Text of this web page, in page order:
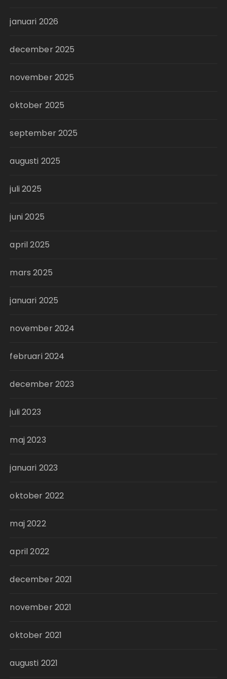
januari 2026
december 2025
november 2025
oktober 2025
september 2025
augusti 2025
juli 2025
juni 2025
april 2025
mars 2025
januari 2025
november 2024
februari 2024
december 2023
juli 2023
maj 2023
januari 2023
oktober 2022
maj 2022
april 2022
december 2021
november 2021
oktober 2021
augusti 2021